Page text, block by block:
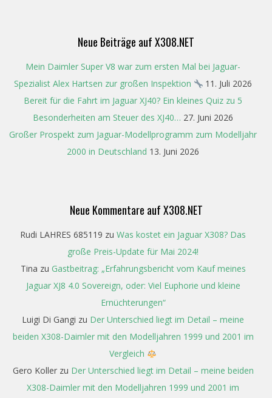
Neue Beiträge auf X308.NET
Mein Daimler Super V8 war zum ersten Mal bei Jaguar-
Spezialist Alex Hartsen zur großen Inspektion
11. Juli 2026
Bereit für die Fahrt im Jaguar XJ40? Ein kleines Quiz zu 5
Besonderheiten am Steuer des XJ40… 27. Juni 2026
Großer Prospekt zum Jaguar-Modellprogramm zum Modelljahr
2000 in Deutschland 13. Juni 2026
Neue Kommentare auf X308.NET
Rudi LAHRES 685119 zu Was kostet ein Jaguar X308? Das
große Preis-Update für Mai 2024!
Tina zu Gastbeitrag: „Erfahrungsbericht vom Kauf meines
Jaguar XJ8 4.0 Sovereign, oder: Viel Euphorie und kleine
Ernüchterungen“
Luigi Di Gangi zu Der Unterschied liegt im Detail – meine
beiden X308-Daimler mit den Modelljahren 1999 und 2001 im
Vergleich
Gero Kollerzu Der Unterschied liegt im Detail – meine beiden
X308-Daimler mit den Modelljahren 1999 und 2001 im